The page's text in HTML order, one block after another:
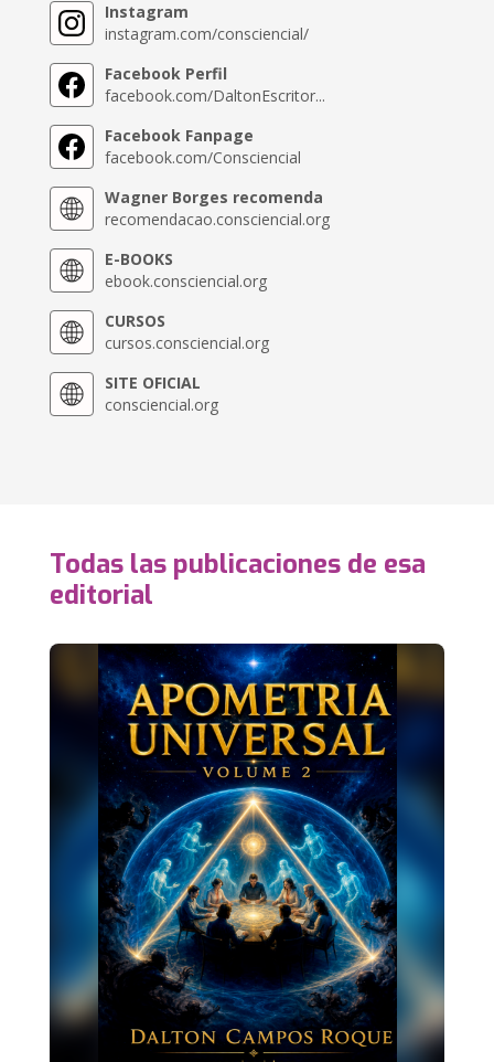
Instagram
instagram.com/consciencial/
Facebook Perfil
facebook.com/DaltonEscritor...
Facebook Fanpage
facebook.com/Consciencial
Wagner Borges recomenda
recomendacao.consciencial.org
E-BOOKS
ebook.consciencial.org
CURSOS
cursos.consciencial.org
SITE OFICIAL
consciencial.org
Todas las publicaciones de esa
editorial